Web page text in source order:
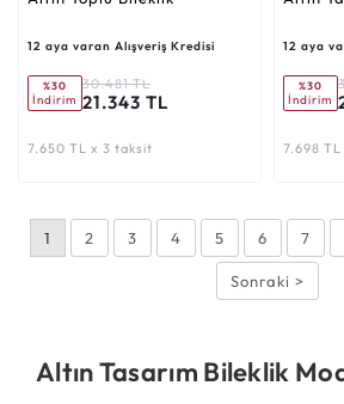
12 aya varan Alışveriş Kredisi
%30
İndirim
30.481 TL
21.343 TL
7.650 TL x 3 taksit
12 aya
%30
İndirim
7.698
1 2 3 4 5 6 7
Sonraki >
Altın Tasarım Bileklik